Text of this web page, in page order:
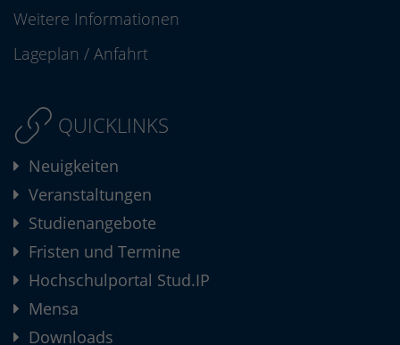
Weitere Informationen
Lageplan / Anfahrt
QUICKLINKS
Neuigkeiten
Veranstaltungen
Studienangebote
Fristen und Termine
Hochschulportal Stud.IP
Mensa
Downloads